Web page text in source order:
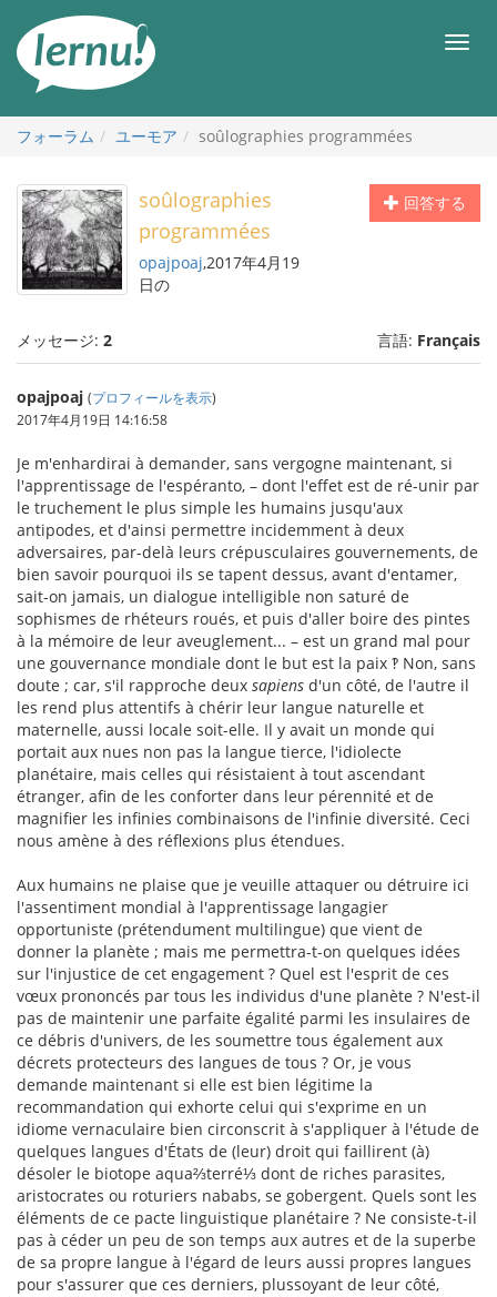
メ
フォーラム
ユーモア soûlographies programmées
回答する
soûlographies
programmées
opajpoaj,2017年4月19
日の
メッセージ: 2 言語: Français
opajpoaj (プロフィールを表示)
2017年4月19日 14:16:58
Je m'enhardirai à demander, sans vergogne maintenant, si
l'apprentissage de l'espéranto, – dont l'effet est de ré-unir par
le truchement le plus simple les humains jusqu'aux
antipodes, et d'ainsi permettre incidemment à deux
adversaires, par-delà leurs crépusculaires gouvernements, de
bien savoir pourquoi ils se tapent dessus, avant d'entamer,
sait-on jamais, un dialogue intelligible non saturé de
sophismes de rhéteurs roués, et puis d'aller boire des pintes
à la mémoire de leur aveuglement... – est un grand mal pour
une gouvernance mondiale dont le but est la paix ‽ Non, sans
doute ; car, s'il rapproche deux sapiens d'un côté, de l'autre il
les rend plus attentifs à chérir leur langue naturelle et
maternelle, aussi locale soit-elle. Il y avait un monde qui
portait aux nues non pas la langue tierce, l'idiolecte
planétaire, mais celles qui résistaient à tout ascendant
étranger, afin de les conforter dans leur pérennité et de
magnifier les infinies combinaisons de l'infinie diversité. Ceci
nous amène à des réflexions plus étendues.
Aux humains ne plaise que je veuille attaquer ou détruire ici
l'assentiment mondial à l'apprentissage langagier
opportuniste (prétendument multilingue) que vient de
donner la planète ; mais me permettra-t-on quelques idées
sur l'injustice de cet engagement ? Quel est l'esprit de ces
vœux prononcés par tous les individus d'une planète ? N'est-il
pas de maintenir une parfaite égalité parmi les insulaires de
ce débris d'univers, de les soumettre tous également aux
décrets protecteurs des langues de tous ? Or, je vous
demande maintenant si elle est bien légitime la
recommandation qui exhorte celui qui s'exprime en un
idiome vernaculaire bien circonscrit à s'appliquer à l'étude de
quelques langues d'États de (leur) droit qui faillirent (à)
désoler le biotope aqua⅔terré⅓ dont de riches parasites,
aristocrates ou roturiers nababs, se gobergent. Quels sont les
éléments de ce pacte linguistique planétaire ? Ne consiste-t-il
pas à céder un peu de son temps aux autres et de la superbe
de sa propre langue à l'égard de leurs aussi propres langues
pour s'assurer que ces derniers, plussoyant de leur côté,